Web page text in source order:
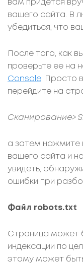
вам придется
вашего сайта. В
убедиться, что
После того, как
проверьте ее на
Console. Просто
перейдите на
Сканирование>
а затем нажмите
вашего сайта и
увидеть,
ошибки при
Файл robots.txt
Страница может
индексации по
этому может быть